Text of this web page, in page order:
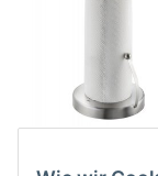
SPENSO